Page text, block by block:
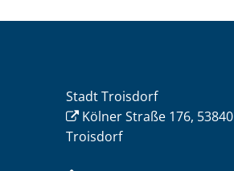
Stadt Troisdorf
Kölner Straße 176, 53840
Troisdorf